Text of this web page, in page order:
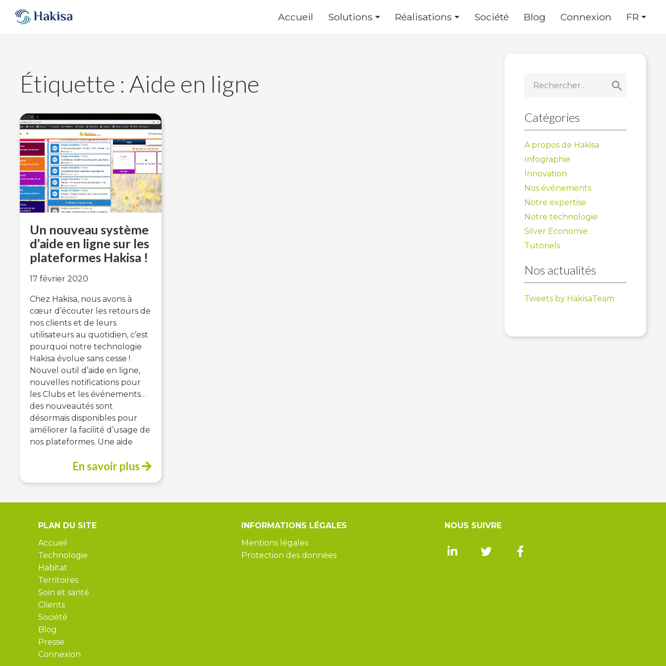
contenu
Accueil Solutions Réalisations Société Blog Connexion FR
Étiquette : Aide en ligne
Un nouveau système
d’aide en ligne sur les
plateformes Hakisa !
17 février 2020
Chez Hakisa, nous avons à
cœur d’écouter les retours de
nos clients et de leurs
utilisateurs au quotidien, c’est
pourquoi notre technologie
Hakisa évolue sans cesse !
Nouvel outil d’aide en ligne,
nouvelles notifications pour
les Clubs et les événements…
des nouveautés sont
désormais disponibles pour
améliorer la facilité d’usage de
nos plateformes. Une aide
En savoir plus
Catégories
A propos de Hakisa
Infographie
Innovation
Nos événements
Notre expertise
Notre technologie
Silver Economie
Tutoriels
Nos actualités
Tweets by HakisaTeam
PLAN DU SITE
Accueil
Technologie
Habitat
Territoires
Soin et santé
Clients
Société
Blog
Presse
Connexion
INFORMATIONS LÉGALES
Mentions légales
Protection des données
NOUS SUIVRE